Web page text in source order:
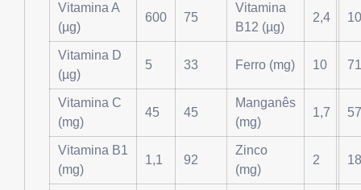
Vitamina A
(µg)
600 75
Vitamina
B12 (µg)
2,4
Vitamina D
(µg)
5 33 Ferro (mg) 10 71
Vitamina C
(mg)
45 45
Manganês
(mg)
1,7 57
Vitamina B1
(mg)
1,1 92
Zinco
(mg)
2 18